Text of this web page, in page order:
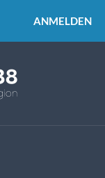
ANMELDEN